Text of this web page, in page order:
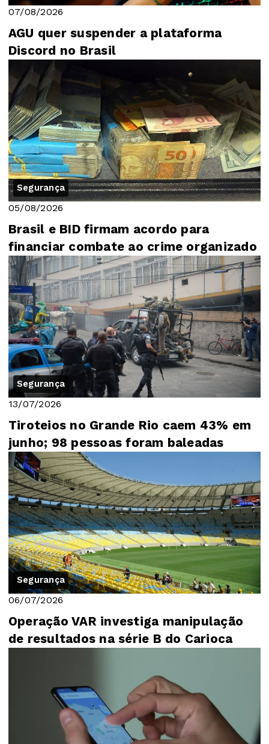
07/08/2026
AGU quer suspender a plataforma
Discord no Brasil
Segurança
05/08/2026
Brasil e BID firmam acordo para
financiar combate ao crime organizado
Segurança
13/07/2026
Tiroteios no Grande Rio caem 43% em
junho; 98 pessoas foram baleadas
Segurança
06/07/2026
Operação VAR investiga manipulação
de resultados na série B do Carioca